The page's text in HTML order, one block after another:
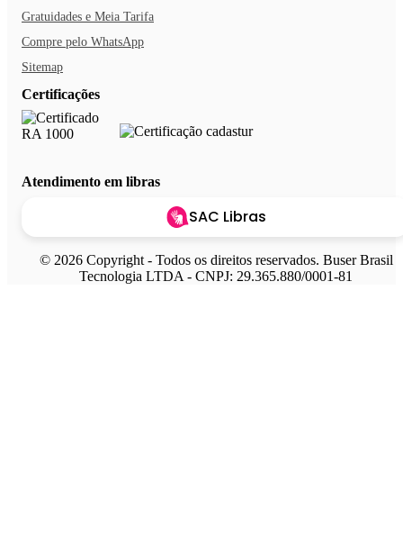
Gratuidades e Meia Tarifa
Compre pelo WhatsApp
Sitemap
Certificações
Atendimento em libras
SAC Libras
© 2026 Copyright - Todos os direitos reservados. Buser Brasil
Tecnologia LTDA - CNPJ: 29.365.880/0001-81